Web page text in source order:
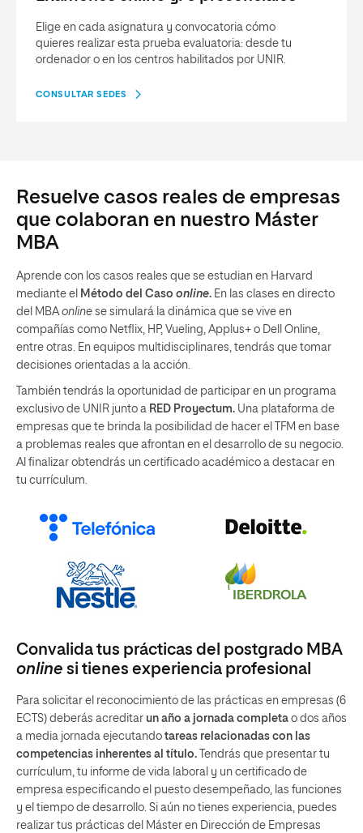
Elige en cada asignatura y convocatoria cómo
quieres realizar esta prueba evaluatoria: desde tu
ordenador o en los centros habilitados por UNIR.
CONSULTAR SEDES
Resuelve casos reales de empresas
que colaboran en nuestro Máster
MBA
Aprende con los casos reales que se estudian en Harvard
mediante el Método del Caso online. En las clases en directo
del MBAonline se simulará la dinámica que se vive en
compañías como Netflix, HP, Vueling, Applus+ o Dell Online,
entre otras. En equipos multidisciplinares, tendrás que tomar
decisiones orientadas a la acción.
También tendrás la oportunidad de participar en un programa
exclusivo de UNIR junto a RED Proyectum. Una plataforma de
empresas que te brinda la posibilidad de hacer el TFM en base
a problemas reales que afrontan en el desarrollo de su negocio.
Al finalizar obtendrás un certificado académico a destacar en
tu currículum.
Convalida tus prácticas del postgrado MBA
online si tienes experiencia profesional
Para solicitar el reconocimiento de las prácticas en empresas (6
ECTS) deberás acreditar un año a jornada completa o dos años
a media jornada ejecutando tareas relacionadas con las
competencias inherentes al título. Tendrás que presentar tu
currículum, tu informe de vida laboral y un certificado de
empresa especificando el puesto desempeñado, las funciones
y el tiempo de desarrollo. Si aún no tienes experiencia, puedes
realizar tus prácticas del Máster en Dirección de Empresas